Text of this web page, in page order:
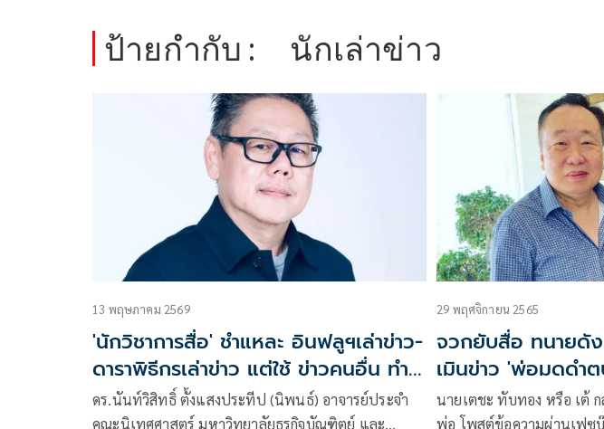
ป้ายกำกับ : นักเล่าข่าว
13 พฤษภาคม 2569
'นักวิชาการสื่อ' ชำแหละ อินฟลูฯเล่าข่าว-
ดาราพิธีกรเล่าข่าว แต่ใช้ ข่าวคนอื่น ทำ
กันมานานแล้ว
ดร.นันท์วิสิทธิ์ ตั้งแสงประทีป (นิพนธ์) อาจารย์ประจำ
คณะนิเทศศาสตร์ มหาวิทยาลัยธุรกิจบัณฑิตย์ และ
29 พฤศจิกายน 2565
จวกยับสื่อ ทนายดัง
เมินข่าว 'พ่อมดดำ
เหมือน 'ม้า อรนภา'
นายเตชะ ทับทอง หรือ เต้
พ่อ โพสต์ข้อความผ่านเฟซ